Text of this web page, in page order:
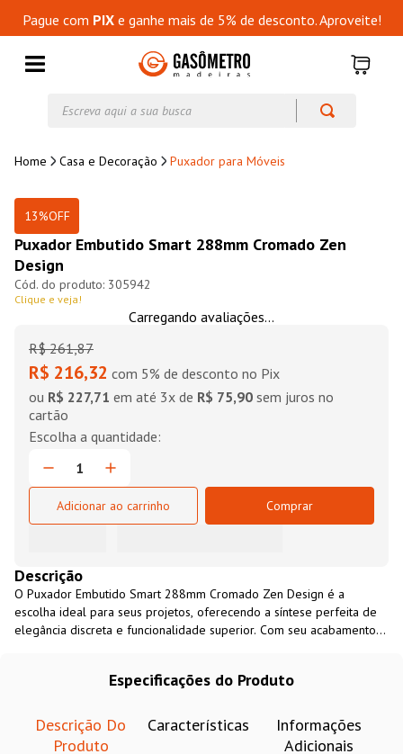
Pague com PIXe ganhe mais de 5% de desconto. Aproveite!
Casa e Decoração Puxador para Móveis
13%OFF
Puxador Embutido Smart 288mm Cromado Zen
Design
305942
Clique e veja!
Carregando avaliações...
R$ 261,87
R$ 216,32 com 5% de desconto no Pix
ou R$ 227,71 em até 3x de R$ 75,90 sem juros no
cartão
Adicionar ao carrinho Comprar
Descrição
O Puxador Embutido Smart 288mm Cromado Zen Design é a
escolha ideal para seus projetos, oferecendo a síntese perfeita de
elegância discreta e funcionalidade superior. Com seu acabamento
embutida assegura uma integração perfeita com o móvel, sendo a
de armários de cozinha, guarda-roupas e portas de correr.
Especificações do Produto
Descrição Do
Produto
Características
Informações
Adicionais